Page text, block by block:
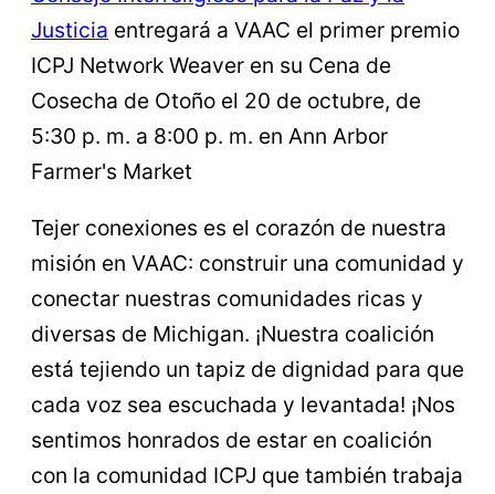
Justicia entregará a VAAC el primer premio
ICPJ Network Weaver en su Cena de
Cosecha de Otoño el 20 de octubre, de
5:30 p. m. a 8:00 p. m. en Ann Arbor
Farmer's Market
Tejer conexiones es el corazón de nuestra
misión en VAAC: construir una comunidad y
conectar nuestras comunidades ricas y
diversas de Michigan. ¡Nuestra coalición
está tejiendo un tapiz de dignidad para que
cada voz sea escuchada y levantada! ¡Nos
sentimos honrados de estar en coalición
con la comunidad ICPJ que también trabaja